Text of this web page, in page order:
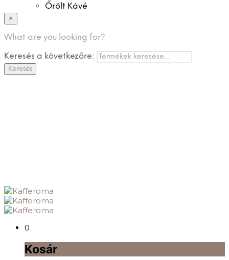
Őrölt Kávé
Instant Kávé
Zacskó Tea
Tartozékok
×
What are you looking for?
Keresés a következőre:
Keresés
0
Kosár